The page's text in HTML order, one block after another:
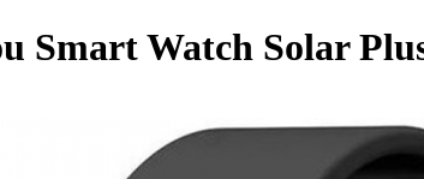
Smart Watch Solar